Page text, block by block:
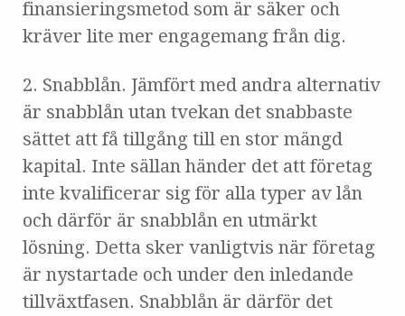
finansieringsmetod som är säker och
kräver lite mer engagemang från dig.
2. Snabblån. Jämfört med andra alternativ
är snabblån utan tvekan det snabbaste
sättet att få tillgång till en stor mängd
kapital. Inte sällan händer det att företag
inte kvalificerar sig för alla typer av lån
och därför är snabblån en utmärkt
lösning. Detta sker vanligtvis när företag
är nystartade och under den inledande
tillväxtfasen. Snabblån är därför det